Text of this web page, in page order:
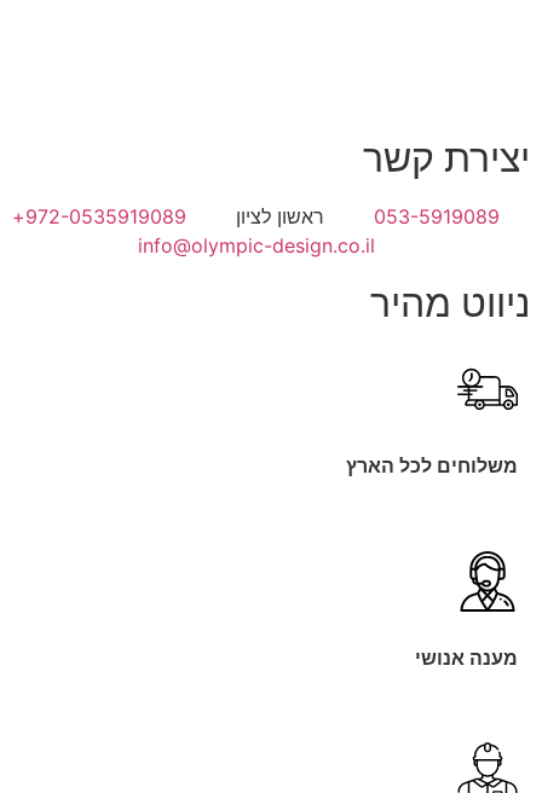
ניווט מהיר
משלוחים לכל הארץ
מענה אנושי
יצירת קשר
053-5919089 ראשון לציון
972-0535919089+
info@olympic-design.co.il